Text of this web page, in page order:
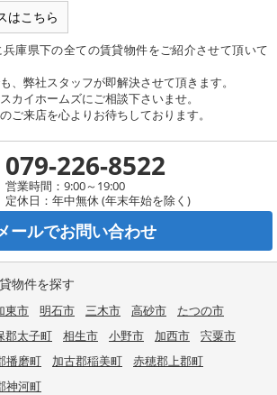
はこちら
庫県下の全ての賃貸物件をご紹介させて頂いて
、弊社スタッフが即解決させて頂きます。
カイホームズにご相談下さいませ。
ご来店を心よりお待ちしております。
079-226-8522
営業時間：9:00～19:00
定休日：年中無休 (年末年始を除く)
ールでお問い合わせ
物件を探す
東市 明石市 三木市 高砂市
たつの市
郡太子町 相生市 小野市 加西市
宍粟市
播磨町 加古郡稲美町
赤穂郡上郡町
神河町